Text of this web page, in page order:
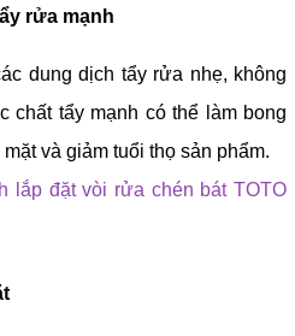
rửa mạnh
dung dịch tẩy rửa nhẹ, không
chất tẩy mạnh có thể làm bong
và giảm tuổi thọ sản phẩm.
lắp đặt vòi rửa chén bát TOTO